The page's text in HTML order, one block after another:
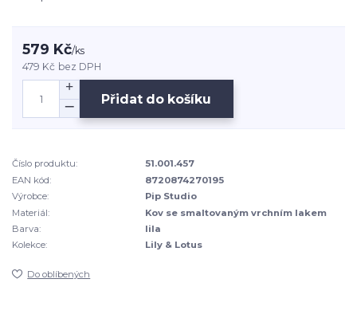
579 Kč/ks
479 Kč bez DPH
Přidat do košíku
Číslo produktu:
51.001.457
EAN kód:
8720874270195
Výrobce:
Pip Studio
Materiál:
Kov se smaltovaným vrchním lakem
Barva:
lila
Kolekce:
Lily & Lotus
Do oblíbených